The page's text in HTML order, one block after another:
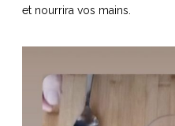
et nourrira vos mains.